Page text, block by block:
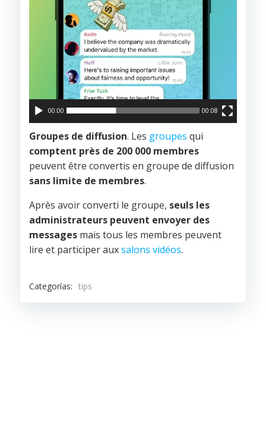
00:00 00:08
Groupes de diffusion. Les groupes qui
comptent près de 200 000 membres
peuvent être convertis en groupe de diffusion
sans limite de membres.
Après avoir converti le groupe, seuls les
administrateurs peuvent envoyer des
messages mais tous les membres peuvent
lire et participer auxsalons vidéos.
Categorías: tips